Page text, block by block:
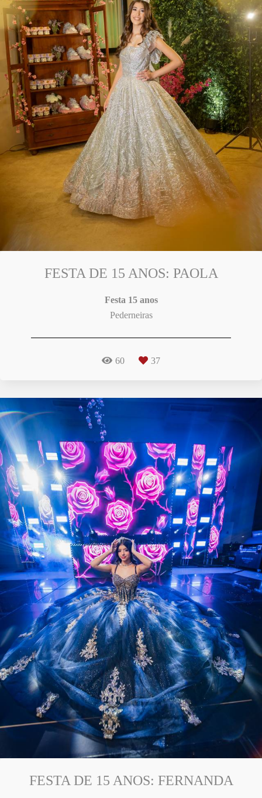
FESTA DE 15 ANOS: PAOLA
Festa 15 anos
Pederneiras
60 37
FESTA DE 15 ANOS: FERNANDA